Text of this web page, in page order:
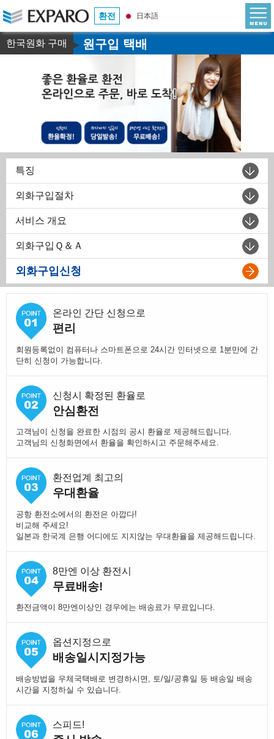
환전 日本語
한국원화 구매 ▶원구입 택배
특징
외화구입절차
서비스 개요
외화구입Ｑ＆Ａ
외화구입신청
온라인 간단 신청으로
편리
회원등록없이 컴퓨터나 스마트폰으로 24시간 인터넷으로 1분만에 간
단히 신청이 가능합니다.
신청시 확정된 환율로
안심환전
고객님이 신청을 완료한 시점의 공시 환율로 제공해드립니다.
고객님의 신청화면에서 환율을 확인하시고 주문해주세요.
환전업계 최고의
우대환율
공항 환전소에서의 환전은 아깝다!
비교해 주세요!
일본과 한국계 은행 어디에도 지지않는 우대환율을 제공해드립니다.
8만엔 이상 환전시
무료배송!
환전금액이 8만엔이상인 경우에는 배송료가 무료입니다.
옵션지정으로
배송일시지정가능
배송방법을 우체국택배로 변경하시면, 토/일/공휴일 등 배송일 배송
시간을 지정하실 수 있습니다.
스피드!